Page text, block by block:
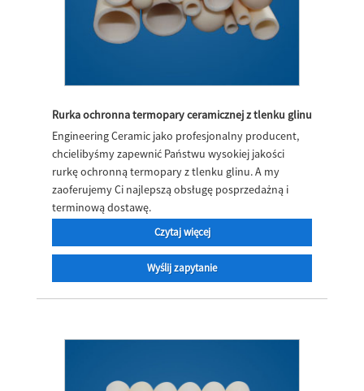
Rurka ochronna termopary ceramicznej z tlenku glinu
Engineering Ceramic jako profesjonalny producent,
chcielibyśmy zapewnić Państwu wysokiej jakości
rurkę ochronną termopary z tlenku glinu. A my
zaoferujemy Ci najlepszą obsługę posprzedażną i
terminową dostawę.
Czytaj więcej
Wyślij zapytanie